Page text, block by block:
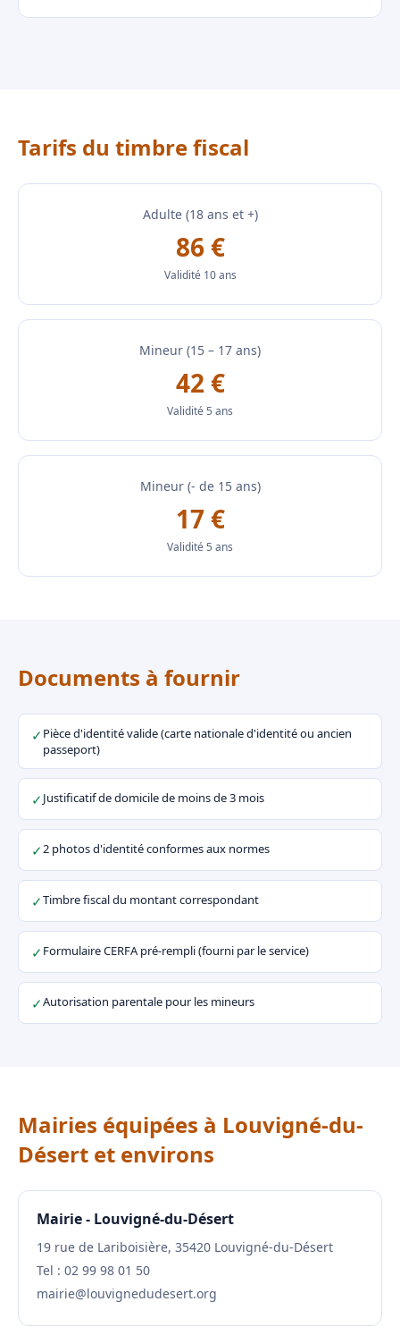
Tarifs du timbre fiscal
Adulte (18 ans et +)
86 €
Validité 10 ans
Mineur (15 – 17 ans)
42 €
Validité 5 ans
Mineur (- de 15 ans)
17 €
Validité 5 ans
Documents à fournir
✓ Pièce d'identité valide (carte nationale d'identité ou ancien
passeport)
✓Justificatif de domicile de moins de 3 mois
✓2 photos d'identité conformes aux normes
✓Timbre fiscal du montant correspondant
✓ Formulaire CERFA pré-rempli (fourni par le service)
✓Autorisation parentale pour les mineurs
Mairies équipées à Louvigné-du-
Désert et environs
Mairie - Louvigné-du-Désert
19 rue de Lariboisière, 35420 Louvigné-du-Désert
Tel : 02 99 98 01 50
mairie@louvignedudesert.org